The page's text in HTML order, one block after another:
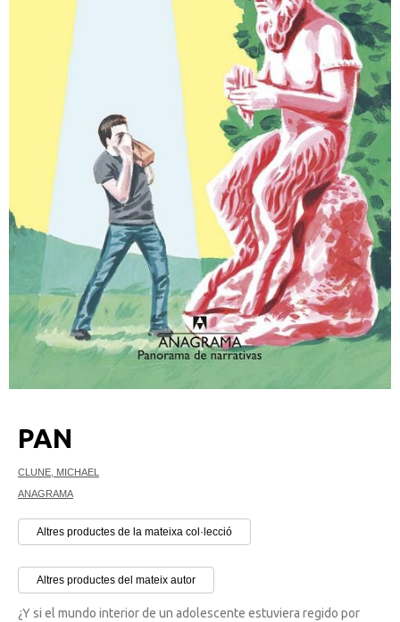
PAN
CLUNE, MICHAEL
ANAGRAMA
Altres productes de la mateixa col·lecció
Altres productes del mateix autor
¿Y si el mundo interior de un adolescente estuviera regido por